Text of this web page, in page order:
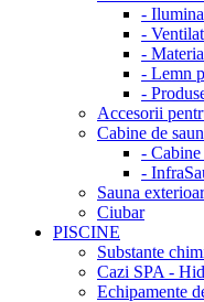
-
-
-
- Lemn
-
Accesorii
Cabine de
- Cabine
-
Sauna
Ciubar
PISCINE
Substante
Cazi SPA -
Echipamente